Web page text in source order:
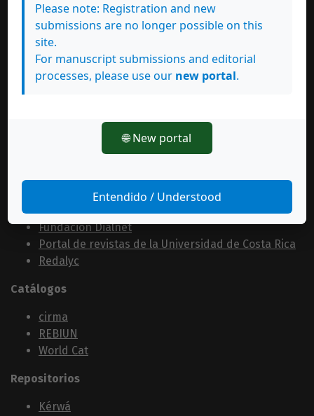
Índices
Actualidad Iberoamericana
Emerging Sources Citation Index (ESCI)
ERIHPLUS
Hispanic American Periodicals Index
Red Iberoamericana de Innovación y Conocimiento
Fundación Dialnet
Portal de revistas de la Universidad de Costa Rica
Redalyc
Catálogos
cirma
REBIUN
World Cat
Repositorios
Kérwá
Please note: Registration and new
submissions are no longer possible on this
site.
For manuscript submissions and editorial
processes, please use our new portal.
🌐 New portal
Entendido / Understood